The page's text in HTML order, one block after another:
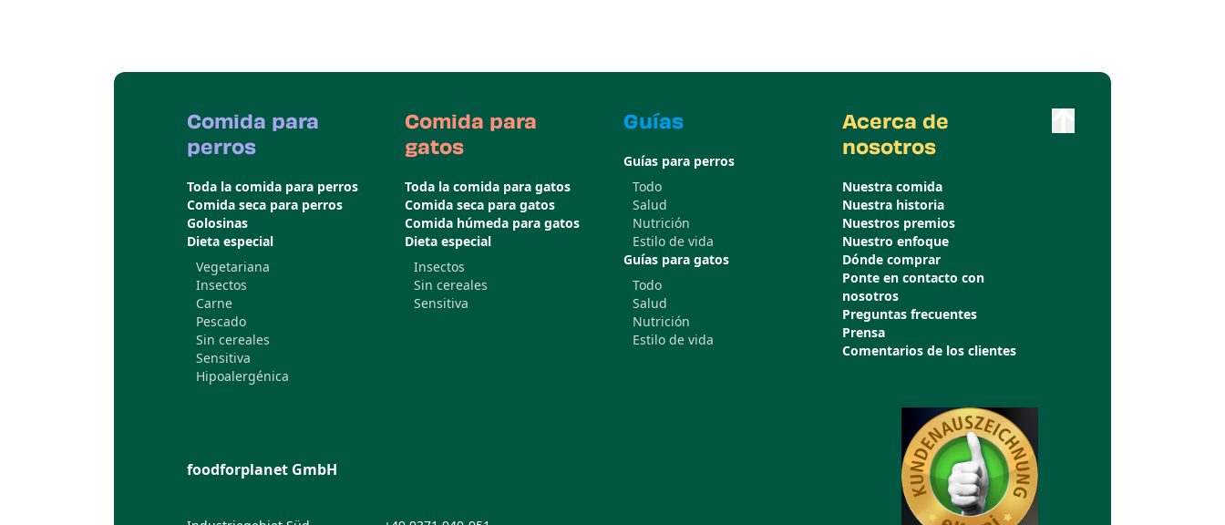
Comida para
perros
Toda la comida para perros
Comida seca para perros
Golosinas
Dieta especial
Vegetariana
Insectos
Carne
Pescado
Sin cereales
Sensitiva
Hipoalergénica
Comida para
gatos
Toda la comida para gatos
Comida seca para gatos
Comida húmeda para gatos
Dieta especial
Insectos
Sin cereales
Sensitiva
Guías
Guías para perros
Todo
Salud
Nutrición
Estilo de vida
Guías para gatos
Todo
Salud
Nutrición
Estilo de vida
Acerca de
nosotros
Nuestra comida
Nuestra historia
Nuestros premios
Nuestro enfoque
Dónde comprar
Ponte en contacto con
nosotros
Preguntas frecuentes
Prensa
Comentarios de los clientes
foodforplanet GmbH